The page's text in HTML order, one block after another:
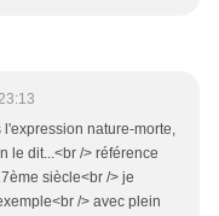
l'expression nature-morte,
le dit...<br /> référence
siècle<br /> je
/> avec plein